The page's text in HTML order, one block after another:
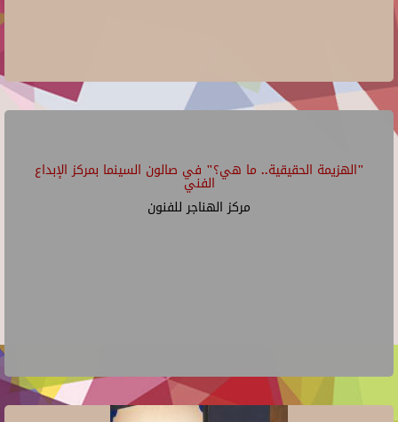
"الهزيمة الحقيقية.. ما هي؟" في صالون السينما بمركز الإبداع
الفني
مركز الهناجر للفنون